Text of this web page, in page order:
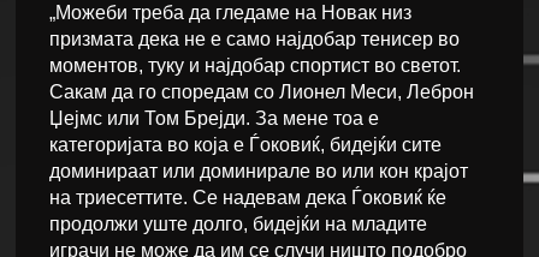
„Можеби треба да гледаме на Новак низ
призмата дека не е само најдобар тенисер во
моментов, туку и најдобар спортист во светот.
Сакам да го споредам со Лионел Меси, Леброн
Џејмс или Том Брејди. За мене тоа е
категоријата во која е Ѓоковиќ, бидејќи сите
доминираат или доминирале во или кон крајот
на триесеттите. Се надевам дека Ѓоковиќ ќе
продолжи уште долго, бидејќи на младите
играчи не може да им се случи ништо подобро